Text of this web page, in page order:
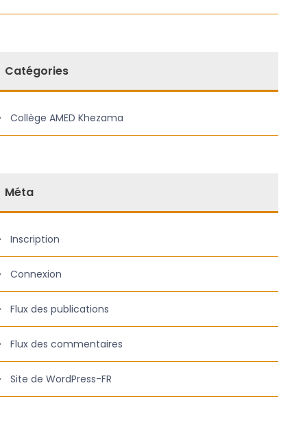
Catégories
Collège AMED Khezama
Méta
Inscription
Connexion
Flux des publications
Flux des commentaires
Site de WordPress-FR